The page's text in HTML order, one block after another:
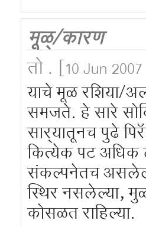
मूळ्/कारण
तो . [10 Jun
याचे मूळ रशिया/
समजते. हे सारे
सार्‍यातूनच पुढे
कित्येक पट अधिक
संकल्पनेतच
स्थिर नसलेल्या,
कोसळत राहिल्या.